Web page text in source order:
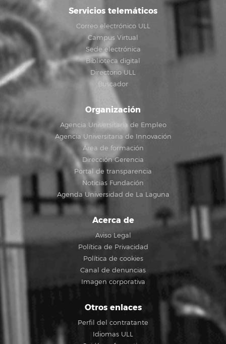
Servicios telemáticos
Correo electrónico ULL
Campus Virtual
Sede electrónica
Biblioteca digital
Directorio ULL
Buscador
Organización
Agencia Universitaria de Empleo
Agencia Universitaria de Innovación
Área de formación
Dirección Gerencia
Portal de transparencia
Noticias Fundación
Agenda Universidad de La Laguna
Acerca de
Aviso Legal
Política de Privacidad
Política de cookies
Canal de denuncias
Imagen corporativa
Otros enlaces
Perfil del contratante
Idiomas ULL